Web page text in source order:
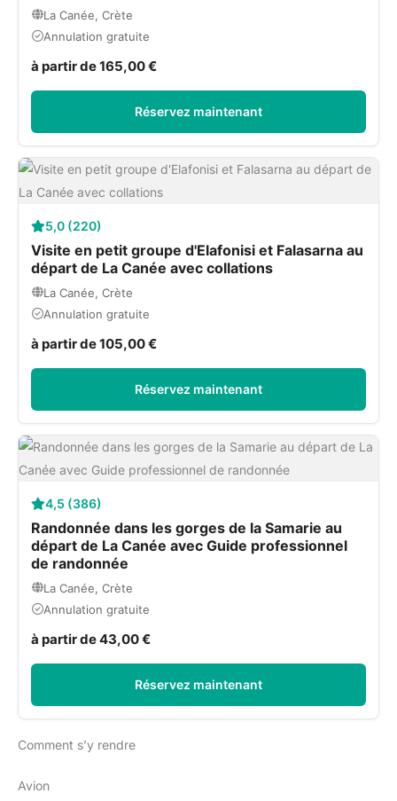
La Canée, Crète
Annulation gratuite
à partir de 165,00 €
Réservez maintenant
5,0 (220)
Visite en petit groupe d'Elafonisi et Falasarna au
départ de La Canée avec collations
La Canée, Crète
Annulation gratuite
à partir de 105,00 €
Réservez maintenant
4,5 (386)
Randonnée dans les gorges de la Samarie au
départ de La Canée avec Guide professionnel
de randonnée
La Canée, Crète
Annulation gratuite
à partir de 43,00 €
Réservez maintenant
Comment s’y rendre
Avion